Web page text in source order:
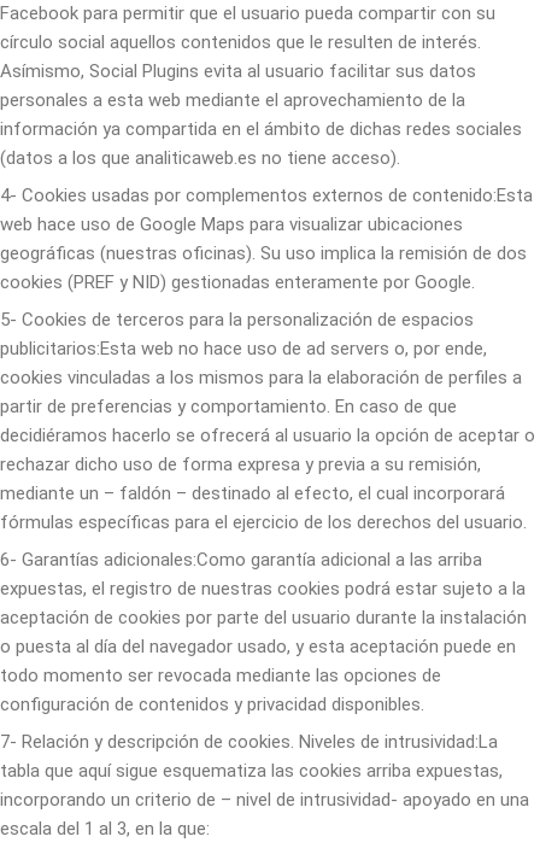
Facebook para permitir que el usuario pueda compartir con su
círculo social aquellos contenidos que le resulten de interés.
Asímismo, Social Plugins evita al usuario facilitar sus datos
personales a esta web mediante el aprovechamiento de la
información ya compartida en el ámbito de dichas redes sociales
(datos a los que analiticaweb.es no tiene acceso).
4- Cookies usadas por complementos externos de contenido:Esta
web hace uso de Google Maps para visualizar ubicaciones
geográficas (nuestras oficinas). Su uso implica la remisión de dos
cookies (PREF y NID) gestionadas enteramente por Google.
5- Cookies de terceros para la personalización de espacios
publicitarios:Esta web no hace uso de ad servers o, por ende,
cookies vinculadas a los mismos para la elaboración de perfiles a
partir de preferencias y comportamiento. En caso de que
decidiéramos hacerlo se ofrecerá al usuario la opción de aceptar o
rechazar dicho uso de forma expresa y previa a su remisión,
mediante un – faldón – destinado al efecto, el cual incorporará
fórmulas específicas para el ejercicio de los derechos del usuario.
6- Garantías adicionales:Como garantía adicional a las arriba
expuestas, el registro de nuestras cookies podrá estar sujeto a la
aceptación de cookies por parte del usuario durante la instalación
o puesta al día del navegador usado, y esta aceptación puede en
todo momento ser revocada mediante las opciones de
configuración de contenidos y privacidad disponibles.
7- Relación y descripción de cookies. Niveles de intrusividad:La
tabla que aquí sigue esquematiza las cookies arriba expuestas,
incorporando un criterio de – nivel de intrusividad- apoyado en una
escala del 1 al 3, en la que: